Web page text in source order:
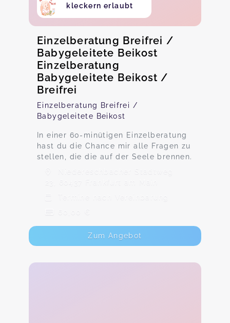
kleckern erlaubt
Einzelberatung Breifrei /
Babygeleitete Beikost
Einzelberatung
Babygeleitete Beikost /
Breifrei
Einzelberatung Breifrei /
Babygeleitete Beikost
In einer 60-minütigen Einzelberatung
hast du die Chance mir alle Fragen zu
stellen, die die auf der Seele brennen.
Niedereschbacher Stadtweg
23, 60437 Frankfurt am Main
Termine nach Vereinbarung
60,00 €
Zum Angebot